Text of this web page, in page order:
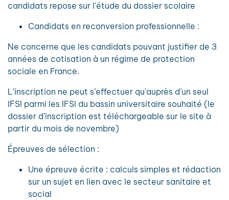
candidats repose sur l’étude du dossier scolaire
Candidats en reconversion professionnelle :
Ne concerne que les candidats pouvant justifier de 3
années de cotisation à un régime de protection
sociale en France.
L’inscription ne peut s’effectuer qu’auprès d’un seul
IFSI parmi les IFSI du bassin universitaire souhaité (le
dossier d’inscription est téléchargeable sur le site à
partir du mois de novembre)
Épreuves de sélection :
Une épreuve écrite : calculs simples et rédaction
sur un sujet en lien avec le secteur sanitaire et
social